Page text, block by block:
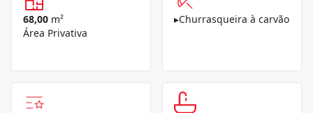
68,00 m²
Área Privativa
▸Churrasqueira à carvão